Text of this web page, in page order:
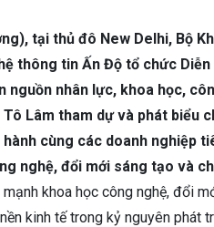
tại thủ đô New Delhi, Bộ
thông tin Ấn Độ tổ chức
nguồn nhân lực, khoa học,
Lâm tham dự và phát biểu
cùng các doanh nghiệp
nghệ, đổi mới sáng tạo và
khoa học công nghệ, đổi
kinh tế trong kỷ nguyên phát